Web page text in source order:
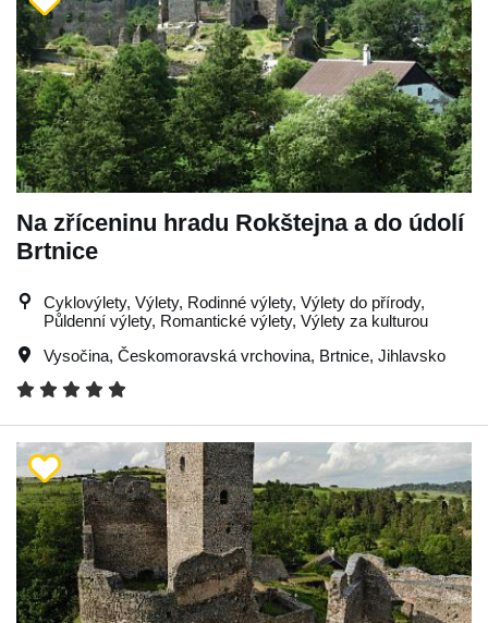
Na zříceninu hradu Rokštejna a do údolí
Brtnice
Cyklovýlety, Výlety, Rodinné výlety, Výlety do přírody,
Půldenní výlety, Romantické výlety, Výlety za kulturou
Vysočina, Českomoravská vrchovina, Brtnice, Jihlavsko